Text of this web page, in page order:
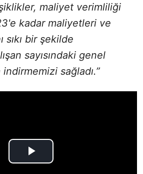
maliyet verimliliği
kadar maliyetleri ve
sıkı bir şekilde
sayısındaki genel
sağladı.”